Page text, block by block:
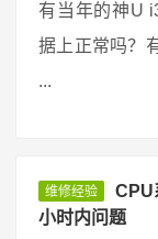
有当年的神U
据上正常吗？
...
维修经验
CPU
小时内问题